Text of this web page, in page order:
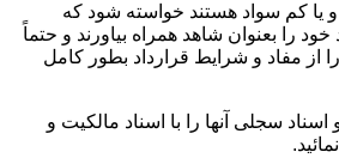
و یا کم سواد هستند خواسته شود که
را بعنوان شاهد همراه بیاورند و حتماً
از مفاد و شرایط قرارداد بطور کامل
سجلی آنها را با اسناد مالکیت و